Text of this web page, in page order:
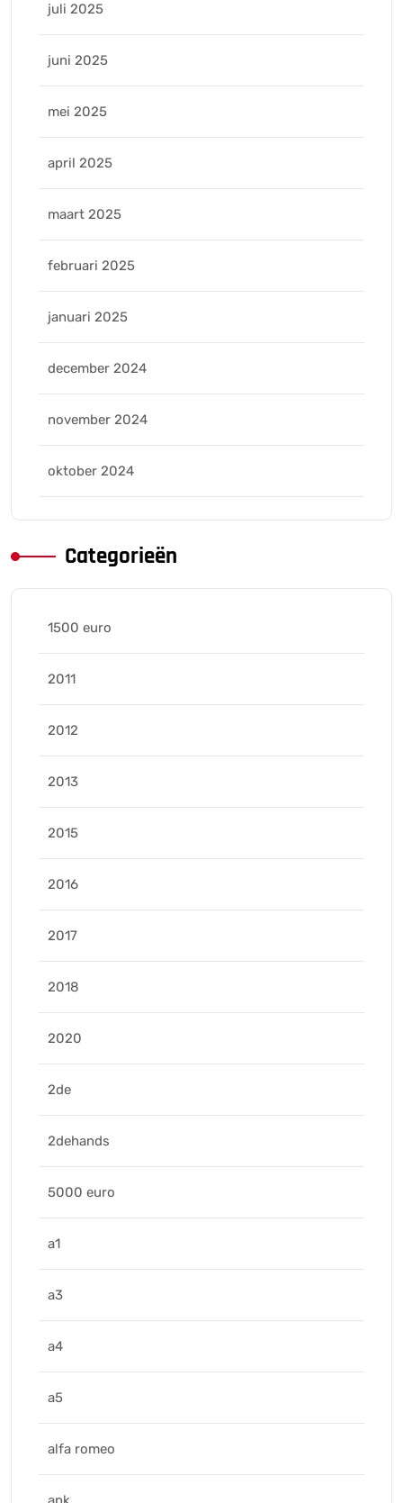
juli 2025
juni 2025
mei 2025
april 2025
maart 2025
februari 2025
januari 2025
december 2024
november 2024
oktober 2024
Categorieën
1500 euro
2011
2012
2013
2015
2016
2017
2018
2020
2de
2dehands
5000 euro
a1
a3
a4
a5
alfa romeo